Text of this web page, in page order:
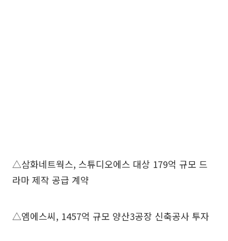
△삼화네트웍스, 스튜디오에스 대상 179억 규모 드
라마 제작 공급 계약
△엠에스씨, 1457억 규모 양산3공장 신축공사 투자